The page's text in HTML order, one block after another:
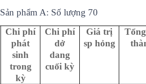
Sản phẩm A: Số lượng 70
Chi phí
phát
sinh
trong
kỳ
Chi phí
dở
dang
cuối kỳ
Giá trị
sp hỏng